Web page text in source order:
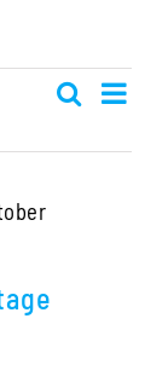
Suche
Suche
Tag